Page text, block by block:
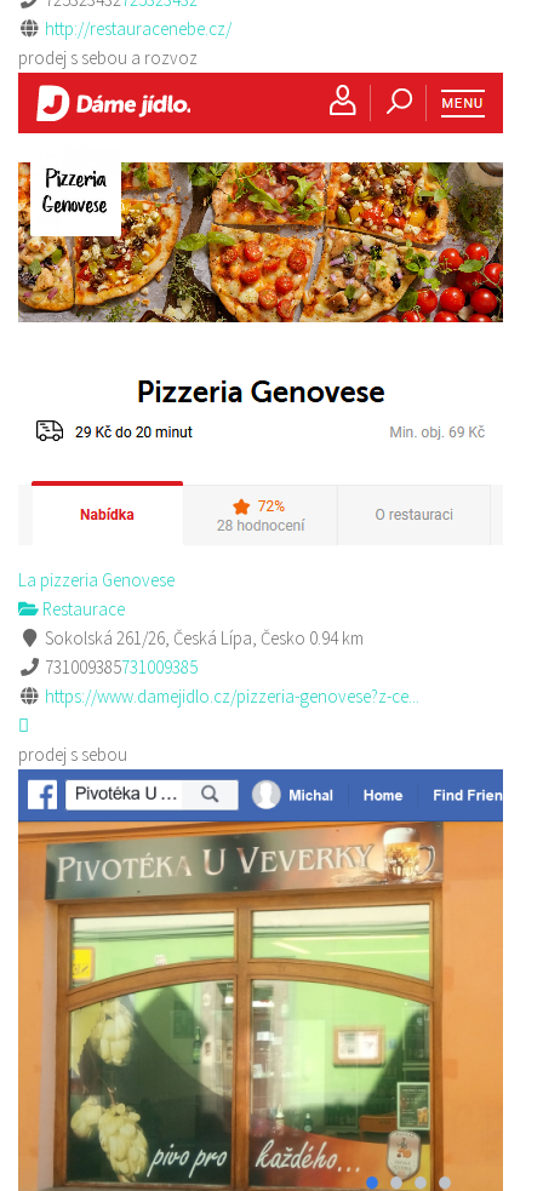
http://restauracenebe.cz/
prodej s sebou a rozvoz
La pizzeria Genovese
Restaurace
Sokolská 261/26, Česká Lípa, Česko 0.94 km
731009385731009385
https://www.damejidlo.cz/pizzeria-genovese?z-ce...
prodej s sebou